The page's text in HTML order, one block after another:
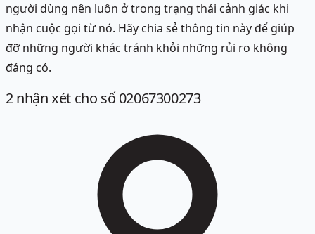
người dùng nên luôn ở trong trạng thái cảnh giác khi
nhận cuộc gọi từ nó. Hãy chia sẻ thông tin này để giúp
đỡ những người khác tránh khỏi những rủi ro không
đáng có.
2nhận xét cho số 02067300273